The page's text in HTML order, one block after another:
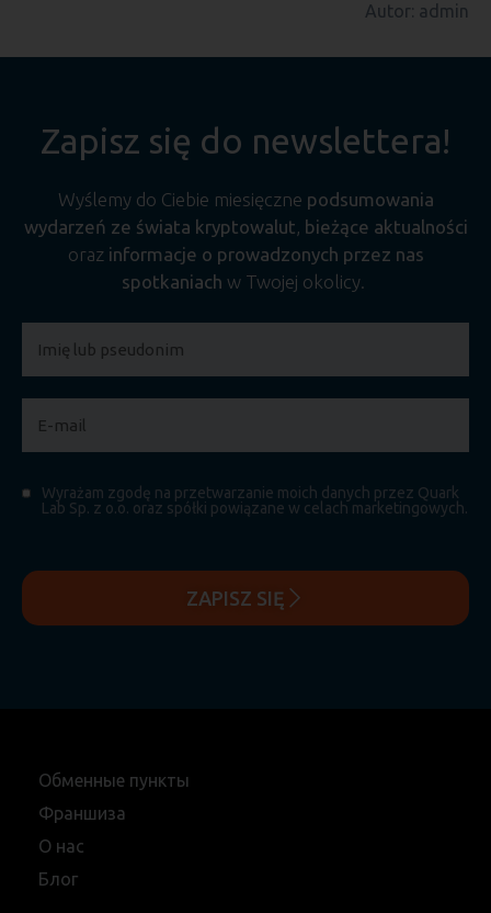
Autor: admin
Zapisz się do newslettera!
Wyślemy do Ciebie miesięczne podsumowania
wydarzeń ze świata kryptowalut, bieżące aktualności
oraz informacje o prowadzonych przez nas
spotkaniach w Twojej okolicy.
Wyrażam zgodę na przetwarzanie moich danych przez Quark
Lab Sp. z o.o. oraz spółki powiązane w celach marketingowych.
ZAPISZ SIĘ
Обменные пункты
Франшиза
О нас
Блог